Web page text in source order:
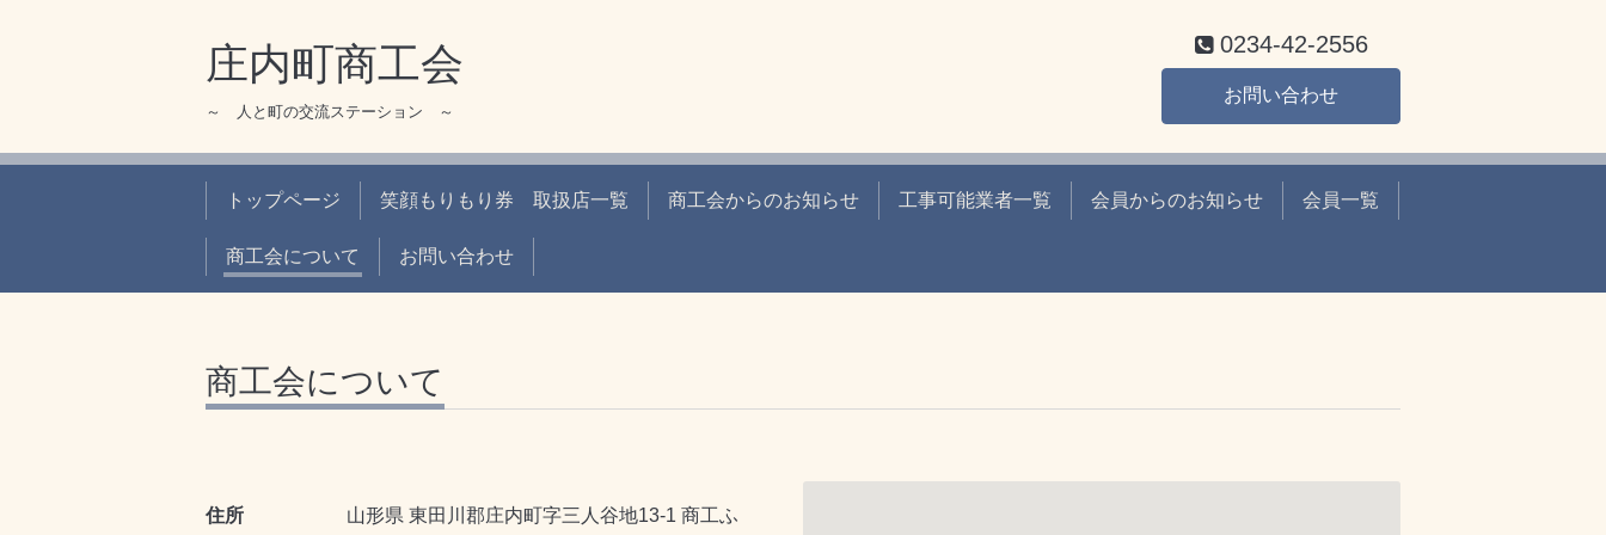
庄内町商工会
～ 人と町の交流ステーション ～
0234-42-2556
お問い合わせ
トップページ 笑顔もりもり券 取扱店一覧 商工会からのお知らせ 工事可能業者一覧 会員からのお知らせ 会員一覧
商工会について お問い合わせ
商工会について
住所
山形県 東田川郡庄内町字三人谷地13-1 商工ふ